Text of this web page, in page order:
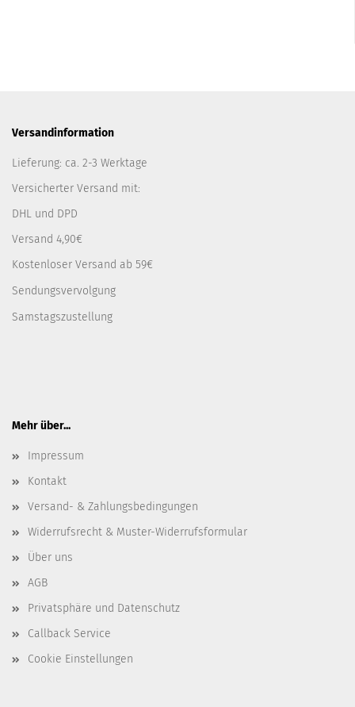
Versandinformation
Lieferung: ca. 2-3 Werktage
Versicherter Versand mit:
DHL und DPD
Versand 4,90€
Kostenloser Versand ab 59€
Sendungsvervolgung
Samstagszustellung
Mehr über...
Impressum
Kontakt
Versand- & Zahlungsbedingungen
Widerrufsrecht & Muster-Widerrufsformular
Über uns
AGB
Privatsphäre und Datenschutz
Callback Service
Cookie Einstellungen